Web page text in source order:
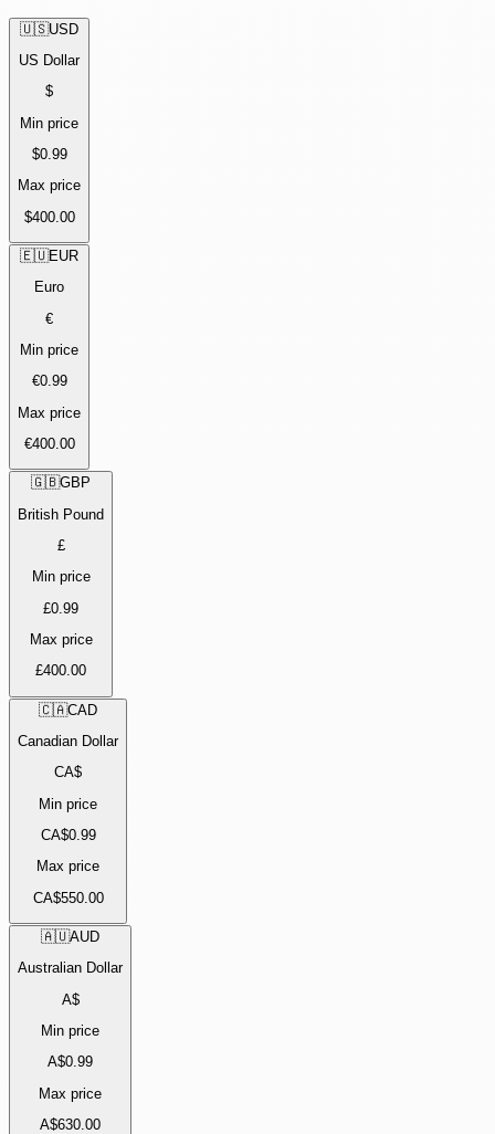
🇺🇸USD
US Dollar
$
Min price
$0.99
Max price
$400.00
🇪🇺EUR
Euro
€
Min price
€0.99
Max price
€400.00
🇬🇧GBP
British Pound
£
Min price
£0.99
Max price
£400.00
🇨🇦CAD
Canadian Dollar
CA$
Min price
CA$0.99
Max price
CA$550.00
🇦🇺AUD
Australian Dollar
A$
Min price
A$0.99
Max price
A$630.00